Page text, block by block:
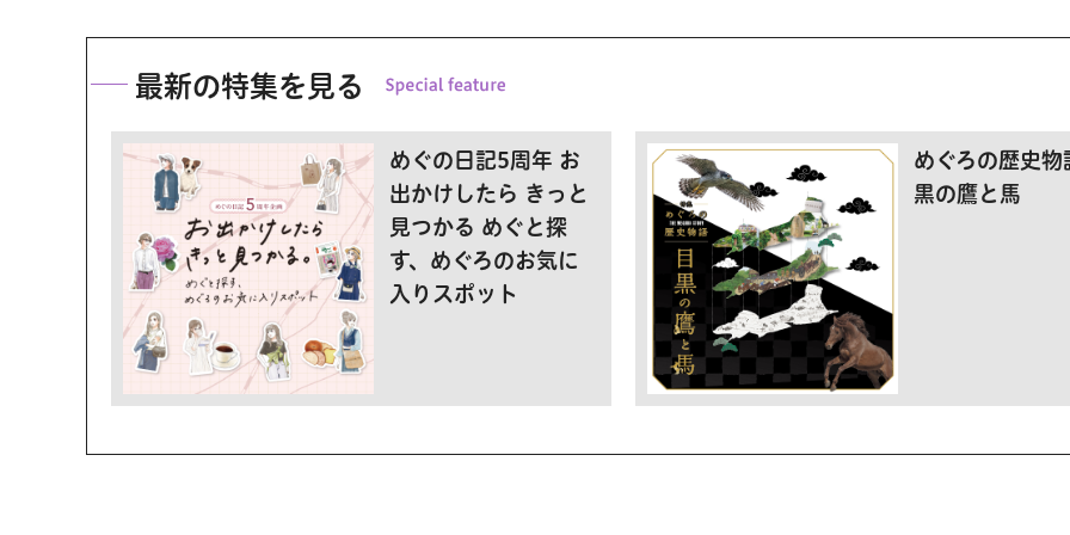
最新の特集を見る
めぐの日記5周年 お
出かけしたら きっと
見つかる めぐと探
す、めぐろのお気に
入りスポット
めぐろの歴史物
黒の鷹と馬